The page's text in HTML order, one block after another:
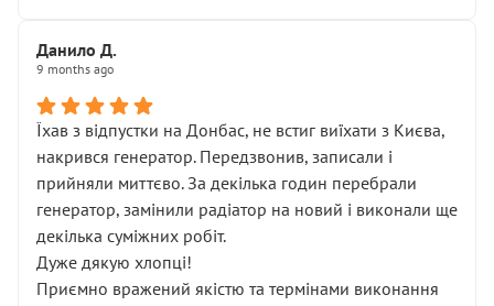
Данило Д.
9 months ago
Їхав з відпустки на Донбас, не встиг виїхати з Києва,
накрився генератор. Передзвонив, записали і
прийняли миттєво. За декілька годин перебрали
генератор, замінили радіатор на новий і виконали ще
декілька суміжних робіт.
Дуже дякую хлопці!
Приємно вражений якістю та термінами виконання